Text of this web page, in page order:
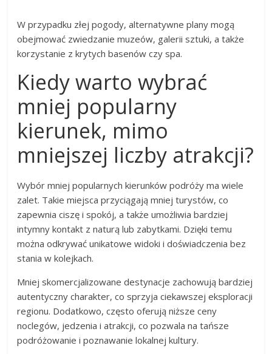
W przypadku złej pogody, alternatywne plany mogą
obejmować zwiedzanie muzeów, galerii sztuki, a także
korzystanie z krytych basenów czy spa.
Kiedy warto wybrać
mniej popularny
kierunek, mimo
mniejszej liczby atrakcji?
Wybór mniej popularnych kierunków podróży ma wiele
zalet. Takie miejsca przyciągają mniej turystów, co
zapewnia ciszę i spokój, a także umożliwia bardziej
intymny kontakt z naturą lub zabytkami. Dzięki temu
można odkrywać unikatowe widoki i doświadczenia bez
stania w kolejkach.
Mniej skomercjalizowane destynacje zachowują bardziej
autentyczny charakter, co sprzyja ciekawszej eksploracji
regionu. Dodatkowo, często oferują niższe ceny
noclegów, jedzenia i atrakcji, co pozwala na tańsze
podróżowanie i poznawanie lokalnej kultury.